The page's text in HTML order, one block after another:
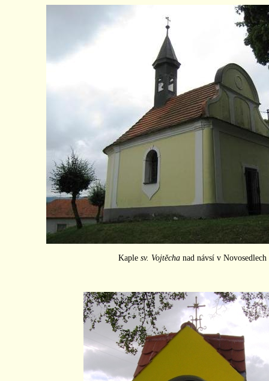
Kaple sv. Vojtěchanad návsí v Novosedlech